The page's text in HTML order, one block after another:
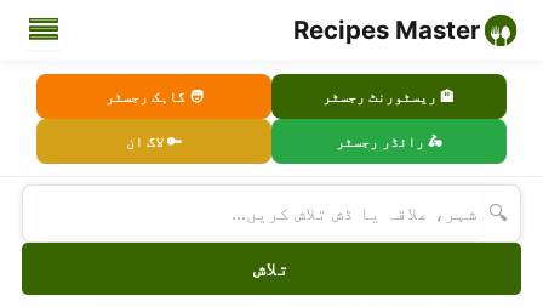
Recipes Master
🏨 ریسٹورنٹ رجسٹر 🧑 گاہک رجسٹر
🛵 رائڈر رجسٹر 🔑 لاگ ان
🔍
تلاش